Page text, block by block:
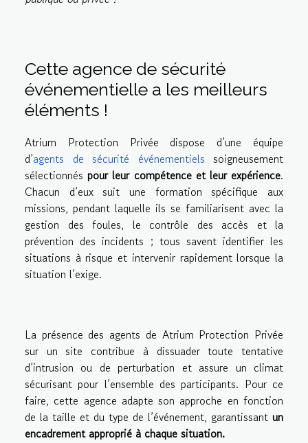
Cette agence de sécurité
événementielle a les meilleurs
éléments !
Atrium Protection Privée dispose d’une équipe
d’agents de sécurité événementiels soigneusement
sélectionnéspour leur compétence et leur expérience.
Chacun d’eux suit une formation spécifique aux
missions, pendant laquelle ils se familiarisent avec la
gestion des foules, le contrôle des accès et la
prévention des incidents ; tous savent identifier les
situations à risque et intervenir rapidement lorsque la
situation l’exige.
La présence des agents de Atrium Protection Privée
sur un site contribue à dissuader toute tentative
d’intrusion ou de perturbation et assure un climat
sécurisant pour l’ensemble des participants. Pour ce
faire, cette agence adapte son approche en fonction
de la taille et du type de l’événement, garantissant un
encadrement approprié à chaque situation.